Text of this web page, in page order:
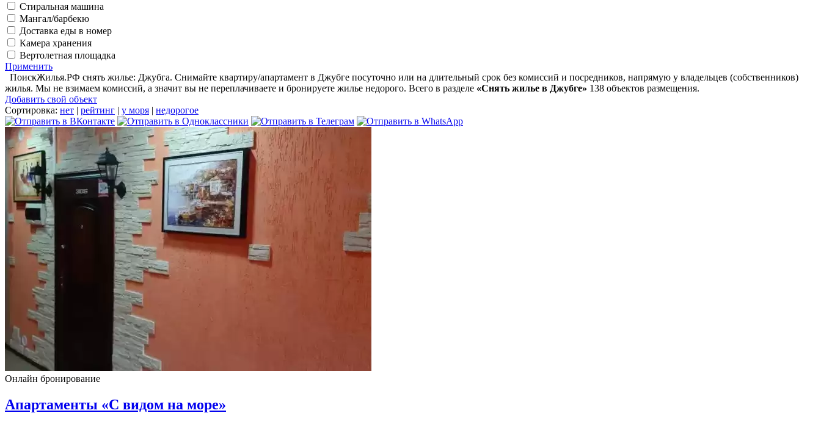
Стиральная машина
Мангал/барбекю
Доставка еды в номер
Камера хранения
Вертолетная площадка
Применить
ПоискЖилья.РФ снять жилье: Джубга. Снимайте квартиру/апартамент в Джубге посуточно или на длительный срок без комиссий и посредников, напрямую у владельцев (собственников)
жилья. Мы не взимаем комиссий, а значит вы не переплачиваете и бронируете жилье недорого. Всего в разделе «Снять жилье в Джубге» 138 объектов размещения.
Добавить свой объект
Сортировка: нет | рейтинг | у моря | недорогое
Онлайн бронирование
Апартаменты «С видом на море»